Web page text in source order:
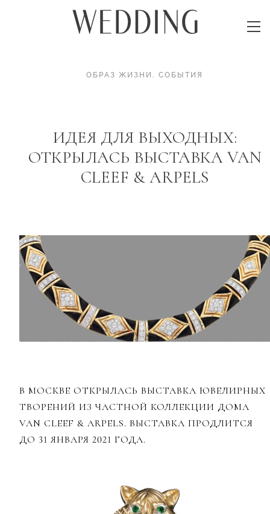
ОБРАЗ ЖИЗНИ . СОБЫТИЯ
ИДЕЯ ДЛЯ ВЫХОДНЫХ:
ОТКРЫЛАСЬ ВЫСТАВКА VAN
CLEEF & ARPELS
В МОСКВЕ ОТКРЫЛАСЬ ВЫСТАВКА ЮВЕЛИРНЫХ
ТВОРЕНИЙ ИЗ ЧАСТНОЙ КОЛЛЕКЦИИ ДОМА
VAN CLEEF & ARPELS. ВЫСТАВКА ПРОДЛИТСЯ
ДО 31 ЯНВАРЯ 2021 ГОДА.